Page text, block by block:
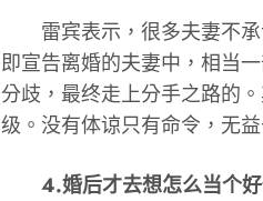
雷宾表示，很多夫妻不承
即宣告离婚的夫妻中，相当
分歧，最终走上分手之路的
级。没有体谅只有命令，无
4.婚后才去想怎么当个好